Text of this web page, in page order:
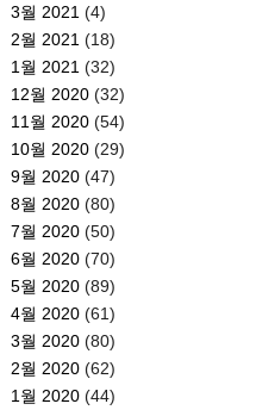
3월 2021 (4)
2월 2021 (18)
1월 2021 (32)
12월 2020(32)
11월 2020(54)
10월 2020(29)
9월 2020(47)
8월 2020(80)
7월 2020(50)
6월 2020(70)
5월 2020(89)
4월 2020(61)
3월 2020(80)
2월 2020(62)
1월 2020(44)